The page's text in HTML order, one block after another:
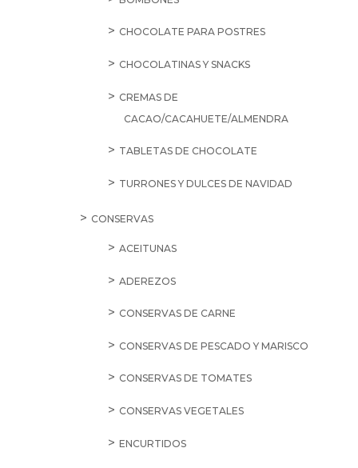
CHOCOLATE PARA POSTRES
CHOCOLATINAS Y SNACKS
CREMAS DE
CACAO/CACAHUETE/ALMENDRA
TABLETAS DE CHOCOLATE
TURRONES Y DULCES DE NAVIDAD
CONSERVAS
ACEITUNAS
ADEREZOS
CONSERVAS DE CARNE
CONSERVAS DE PESCADO Y MARISCO
CONSERVAS DE TOMATES
CONSERVAS VEGETALES
ENCURTIDOS